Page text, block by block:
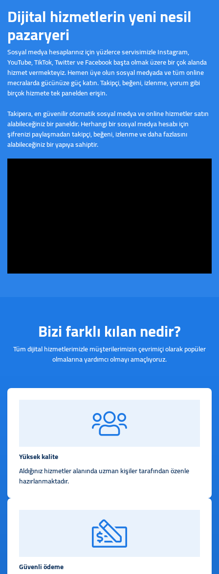
Dijital hizmetlerin yeni nesil
pazaryeri
Sosyal medya hesaplarınız için yüzlerce servisimizle Instagram,
YouTube, TikTok, Twitter ve Facebook başta olmak üzere bir çok alanda
hizmet vermekteyiz. Hemenüye olunsosyal medyada ve tüm online
mecralarda gücünüze güç katın. Takipçi, beğeni, izlenme, yorum gibi
birçok hizmete tek panelden erişin.
Takipera, en güvenilir otomatik sosyal medya ve online hizmetler satın
alabileceğiniz bir paneldir. Herhangi bir sosyal medya hesabı için
şifrenizi paylaşmadan takipçi, beğeni, izlenme ve daha fazlasını
alabileceğiniz bir yapıya sahiptir.
Bizi farklı kılan nedir?
Tüm dijital hizmetlerimizle müşterilerimizin çevrimiçi olarak popüler
olmalarına yardımcı olmayı amaçlıyoruz.
Yüksek kalite
Aldığınız hizmetler alanında uzman kişiler tarafından özenle
hazırlanmaktadır.
Güvenli ödeme